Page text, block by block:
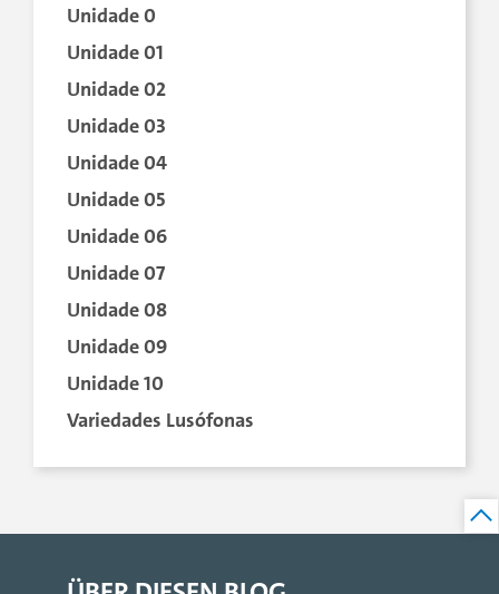
Unidade 0
Unidade 01
Unidade 02
Unidade 03
Unidade 04
Unidade 05
Unidade 06
Unidade 07
Unidade 08
Unidade 09
Unidade 10
Variedades Lusófonas